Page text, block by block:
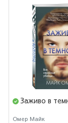
Заживо в
Омер Майк